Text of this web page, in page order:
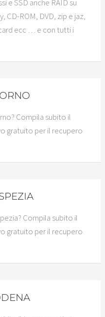
e SSD anche RAID su
CD-ROM, DVD, zip e jaz,
ecc … e con tutti i
Compila subito il
gratuito per il recupero
Compila subito il
gratuito per il recupero